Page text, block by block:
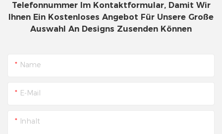
Telefonnummer Im Kontaktformular, Damit Wir
Ihnen Ein Kostenloses Angebot Für Unsere Große
Auswahl An Designs Zusenden Können
Name
E-Mail
Inhalt